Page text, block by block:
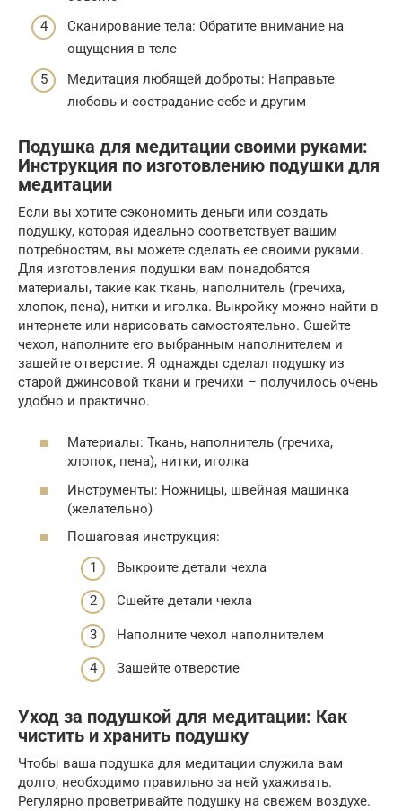
Сканирование тела: Обратите внимание на
ощущения в теле
Медитация любящей доброты: Направьте
любовь и сострадание себе и другим
Подушка для медитации своими руками:
Инструкция по изготовлению подушки для
медитации
Если вы хотите сэкономить деньги или создать
подушку, которая идеально соответствует вашим
потребностям, вы можете сделать ее своими руками.
Для изготовления подушки вам понадобятся
материалы, такие как ткань, наполнитель (гречиха,
хлопок, пена), нитки и иголка. Выкройку можно найти в
интернете или нарисовать самостоятельно. Сшейте
чехол, наполните его выбранным наполнителем и
зашейте отверстие. Я однажды сделал подушку из
старой джинсовой ткани и гречихи – получилось очень
удобно и практично.
Материалы: Ткань, наполнитель (гречиха,
хлопок, пена), нитки, иголка
Инструменты: Ножницы, швейная машинка
(желательно)
Пошаговая инструкция:
Выкроите детали чехла
Сшейте детали чехла
Наполните чехол наполнителем
Зашейте отверстие
Уход за подушкой для медитации: Как
чистить и хранить подушку
Чтобы ваша подушка для медитации служила вам
долго, необходимо правильно за ней ухаживать.
Регулярно проветривайте подушку на свежем воздухе.